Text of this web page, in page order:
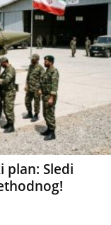
plan: Sledi